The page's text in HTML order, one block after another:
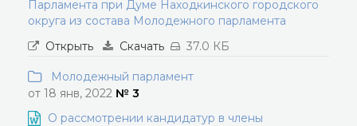
Парламента при Думе Находкинского городского
округа из состава Молодежного парламента
Открыть
Скачать 37.0 КБ
Молодежный парламент
от 18 янв, 2022 № 3
О рассмотрении кандидатур в члены